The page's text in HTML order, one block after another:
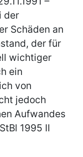
der
Schäden an
der für
wichtiger
ein
von
jedoch
Aufwandes
1995 II